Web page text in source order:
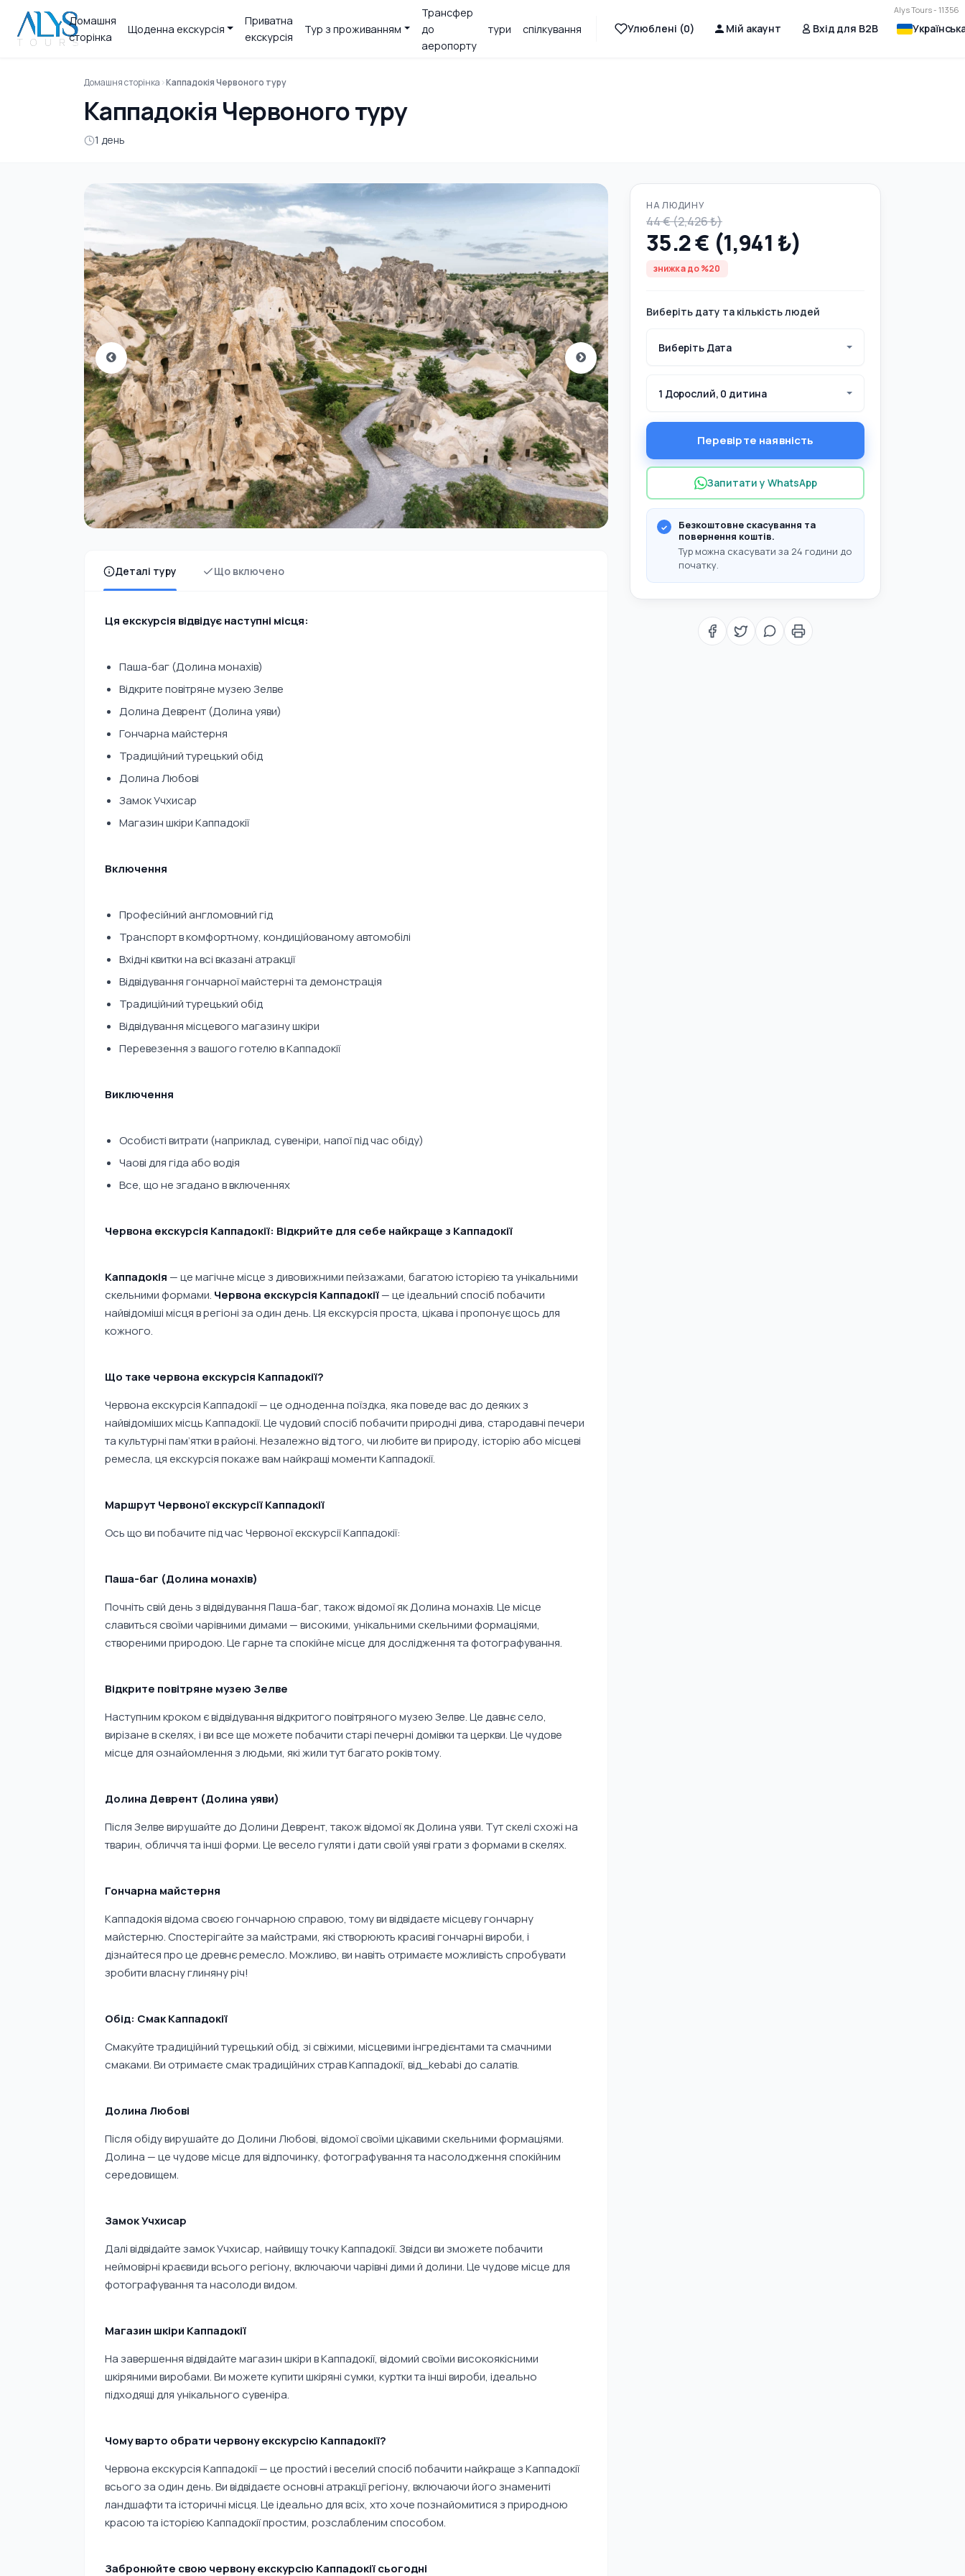
Alys Tours - 11356
Домашня
сторінка
Щоденна екскурсія
Приватна
екскурсія
Тур з проживанням
Трансфер
до
аеропорту
тури спілкування Улюблені (0) Мій акаунт Вхід для B2B
Домашня сторінка Каппадокія Червоного туру
Каппадокія Червоного туру
1 день
Деталі туру Що включено
Ця екскурсія відвідує наступні місця:
Паша-баг (Долина монахів)
Відкрите повітряне музею Зелве
Долина Деврент (Долина уяви)
Гончарна майстерня
Традиційний турецький обід
Долина Любові
Замок Учхисар
Магазин шкіри Каппадокії
Включення
Професійний англомовний гід
Транспорт в комфортному, кондиційованому автомобілі
Вхідні квитки на всі вказані атракції
Відвідування гончарної майстерні та демонстрація
Традиційний турецький обід
Відвідування місцевого магазину шкіри
Перевезення з вашого готелю в Каппадокії
Виключення
Особисті витрати (наприклад, сувеніри, напої під час обіду)
Чаові для гіда або водія
Все, що не згадано в включеннях
Червона екскурсія Каппадокії: Відкрийте для себе найкраще з Каппадокії
Каппадокія — це магічне місце з дивовижними пейзажами, багатою історією та унікальними
скельними формами. Червона екскурсія Каппадокії— це ідеальний спосіб побачити
найвідоміші місця в регіоні за один день. Ця екскурсія проста, цікава і пропонує щось для
кожного.
Що таке червона екскурсія Каппадокії?
Червона екскурсія Каппадокії — це одноденна поїздка, яка поведе вас до деяких з
найвідоміших місць Каппадокії. Це чудовий спосіб побачити природні дива, стародавні печери
та культурні пам’ятки в районі. Незалежно від того, чи любите ви природу, історію або місцеві
ремесла, ця екскурсія покаже вам найкращі моменти Каппадокії.
Маршрут Червоної екскурсії Каппадокії
Ось що ви побачите під час Червоної екскурсії Каппадокії:
Паша-баг (Долина монахів)
Почніть свій день з відвідування Паша-баг, також відомої як Долина монахів. Це місце
славиться своїми чарівними димами — високими, унікальними скельними формаціями,
створеними природою. Це гарне та спокійне місце для дослідження та фотографування.
Відкрите повітряне музею Зелве
Наступним кроком є відвідування відкритого повітряного музею Зелве. Це давнє село,
вирізане в скелях, і ви все ще можете побачити старі печерні домівки та церкви. Це чудове
місце для ознайомлення з людьми, які жили тут багато років тому.
Долина Деврент (Долина уяви)
Після Зелве вирушайте до Долини Деврент, також відомої як Долина уяви. Тут скелі схожі на
тварин, обличчя та інші форми. Це весело гуляти і дати своїй уяві грати з формами в скелях.
Гончарна майстерня
Каппадокія відома своєю гончарною справою, тому ви відвідаєте місцеву гончарну
майстерню. Спостерігайте за майстрами, які створюють красиві гончарні вироби, і
дізнайтеся про це древнє ремесло. Можливо, ви навіть отримаєте можливість спробувати
зробити власну глиняну річ!
Обід: Смак Каппадокії
Смакуйте традиційний турецький обід, зі свіжими, місцевими інгредієнтами та смачними
смаками. Ви отримаєте смак традиційних страв Каппадокії, від_kebabi до салатів.
Долина Любові
Після обіду вирушайте до Долини Любові, відомої своїми цікавими скельними формаціями.
Долина — це чудове місце для відпочинку, фотографування та насолодження спокійним
середовищем.
Замок Учхисар
Далі відвідайте замок Учхисар, найвищу точку Каппадокії. Звідси ви зможете побачити
неймовірні краєвиди всього регіону, включаючи чарівні дими й долини. Це чудове місце для
фотографування та насолоди видом.
Магазин шкіри Каппадокії
На завершення відвідайте магазин шкіри в Каппадокії, відомий своїми високоякісними
шкіряними виробами. Ви можете купити шкіряні сумки, куртки та інші вироби, ідеально
підходящі для унікального сувеніра.
Чому варто обрати червону екскурсію Каппадокії?
Червона екскурсія Каппадокії — це простий і веселий спосіб побачити найкраще з Каппадокії
всього за один день. Ви відвідаєте основні атракції регіону, включаючи його знамениті
ландшафти та історичні місця. Це ідеально для всіх, хто хоче познайомитися з природною
красою та історією Каппадокії простим, розслабленим способом.
Забронюйте свою червону екскурсію Каппадокії сьогодні
НА ЛЮДИНУ
44 € (2,426 ₺)
35.2 € (1,941 ₺)
знижка до %20
Виберіть дату та кількість людей
Виберіть Дата
1 Дорослий, 0 дитина
Перевірте наявність
Запитати у WhatsApp
Безкоштовне скасування та
повернення коштів.
Тур можна скасувати за 24 години до
початку.